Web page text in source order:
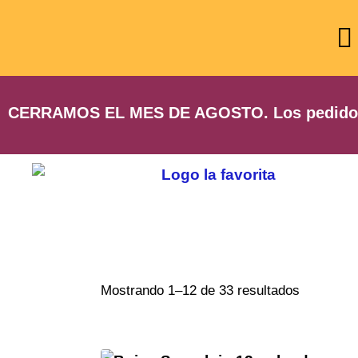
CERRAMOS EL MES DE AGOSTO. Los
Mostrando 1–12 de 33 resultados